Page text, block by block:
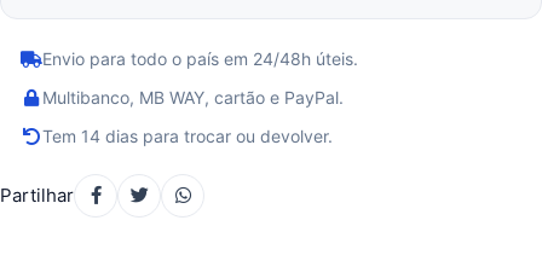
Envio para todo o país em 24/48h úteis.
Multibanco, MB WAY, cartão e PayPal.
Tem 14 dias para trocar ou devolver.
Partilhar